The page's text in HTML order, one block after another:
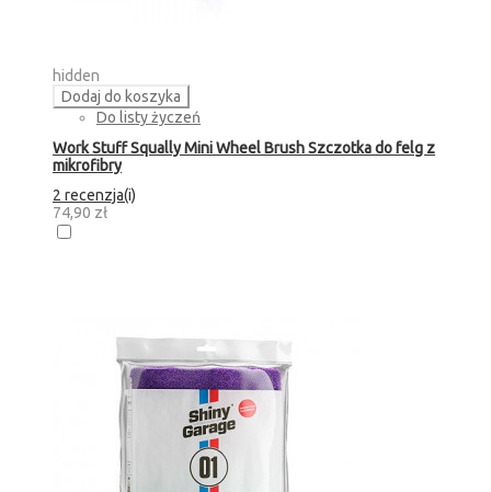
hidden
Dodaj do koszyka
Do listy życzeń
Work Stuff Squally Mini Wheel Brush Szczotka do felg z
mikrofibry
2 recenzja(i)
74,90 zł